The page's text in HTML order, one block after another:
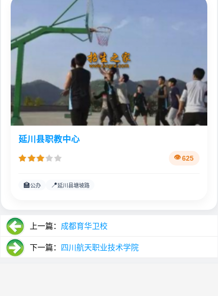
延川县职教中心
625
🏫公办 📍延川县塘坡路
上一篇： 成都育华卫校
下一篇： 四川航天职业技术学院